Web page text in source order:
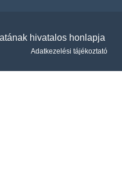
hivatalos honlapja
Adatkezelési tájékoztató